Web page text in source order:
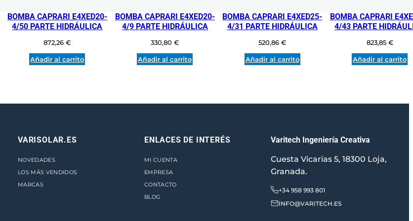
BOMBA CAPRARI E4XED20-
4/50 PARTE HIDRÁULICA
872,26€
Añadir al carrito
BOMBA CAPRARI E4XED20-
4/9 PARTE HIDRÁULICA
330,80€
Añadir al carrito
BOMBA CAPRARI E4XED25-
4/31 PARTE HIDRÁULICA
520,86€
Añadir al carrito
BOMBA CAPRARI
4/43 PARTE
823,85 €
Añadir al carrito
VARISOLAR.ES
NOVEDADES
LOS MÁS VENDIDOS
MARCAS
ENLACES DE INTERÉS
MI CUENTA
EMPRESA
CONTACTO
BLOG
Varitech Ingeniería Creativa
Cuesta Vicarias 5, 18300 Loja,
Granada.
+34 958 993 801
INFO@VARITECH.ES